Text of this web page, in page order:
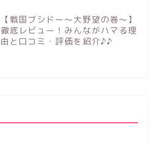
【戦国ブシドー〜大野望の巻〜】
徹底レビュー！みんながハマる理
由と口コミ・評価を紹介♪♪